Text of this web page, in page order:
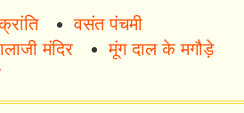
वसंत पंचमी
मंदिर
मूंग दाल के मगौड़े